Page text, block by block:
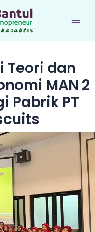
Teori dan
MAN 2
Pabrik PT